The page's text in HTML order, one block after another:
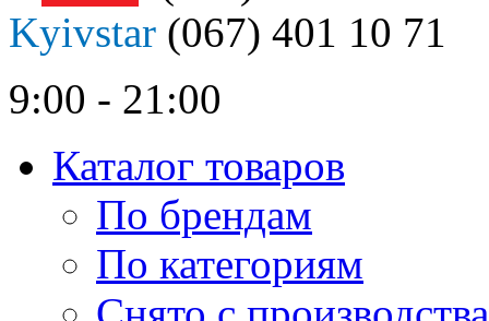
Kyivstar (067) 401 10 71
9:00 - 21:00
Каталог товаров
По брендам
По категориям